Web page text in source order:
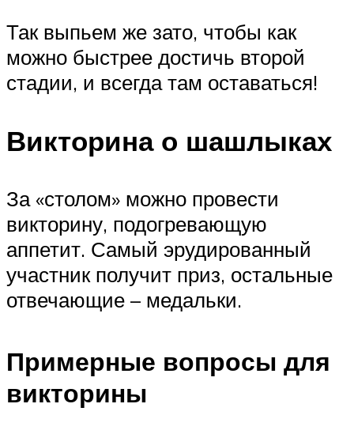
Так выпьем же зато, чтобы как
можно быстрее достичь второй
стадии, и всегда там оставаться!
Викторина о шашлыках
За «столом» можно провести
викторину, подогревающую
аппетит. Самый эрудированный
участник получит приз, остальные
отвечающие – медальки.
Примерные вопросы для
викторины